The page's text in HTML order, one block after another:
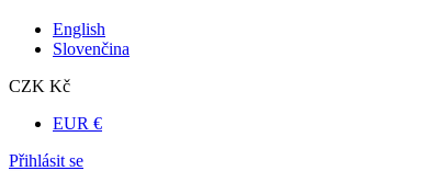
English
Slovenčina
CZK Kč
EUR €
Přihlásit se